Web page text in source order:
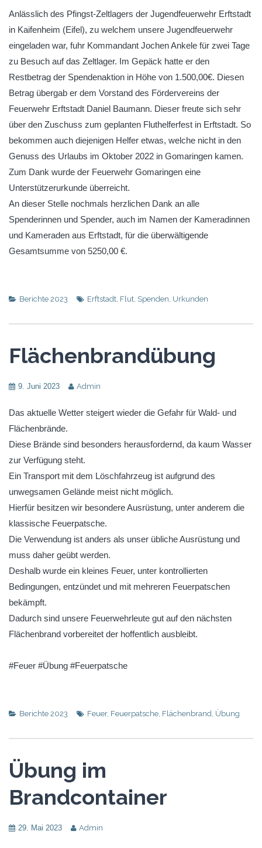
Anlässlich des Pfingst-Zeltlagers der Jugendfeuerwehr Erftstadt
in Kaifenheim (Eifel), zu welchem unsere Jugendfeuerwehr
eingeladen war, fuhr Kommandant Jochen Ankele für zwei Tage
zu Besuch auf das Zeltlager. Im Gepäck hatte er den
Restbetrag der Spendenaktion in Höhe von 1.500,00€. Diesen
Betrag übergab er dem Vorstand des Fördervereins der
Feuerwehr Erftstadt Daniel Baumann. Dieser freute sich sehr
über den Zuschuss zum geplanten Fluthelferfest in Erftstadt. So
bekommen auch diejenigen Helfer etwas, welche nicht in den
Genuss des Urlaubs im Oktober 2022 in Gomaringen kamen.
Zum Dank wurde der Feuerwehr Gomaringen eine
Unterstützerurkunde überreicht.
An dieser Stelle nochmals herzlichen Dank an alle
Spenderinnen und Spender, auch im Namen der Kameradinnen
und Kameraden aus Erftstadt, für die überwältigende
Gesamtsumme von 5250,00 €.
Berichte 2023 Erftstadt Flut Spenden Urkunden
Flächenbrandübung
9. Juni 2023 Admin
Das aktuelle Wetter steigert wieder die Gefahr für Wald- und
Flächenbrände.
Diese Brände sind besonders herausfordernd, da kaum Wasser
zur Verfügung steht.
Ein Transport mit dem Löschfahrzeug ist aufgrund des
unwegsamen Gelände meist nicht möglich.
Hierfür besitzen wir besondere Ausrüstung, unter anderem die
klassische Feuerpatsche.
Die Verwendung ist anders als unser übliche Ausrüstung und
muss daher geübt werden.
Deshalb wurde ein kleines Feuer, unter kontrollierten
Bedingungen, entzündet und mit mehreren Feuerpatschen
bekämpft.
Dadurch sind unsere Feuerwehrleute gut auf den nächsten
Flächenbrand vorbereitet der hoffentlich ausbleibt.
#Feuer #Übung #Feuerpatsche
Berichte 2023 Feuer, Feuerpatsche Flächenbrand Übung
Übung im
Brandcontainer
29. Mai 2023 Admin